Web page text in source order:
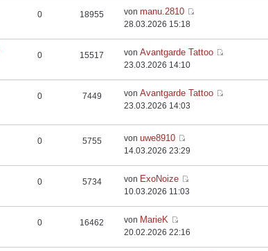
0 18955 vonmanu.2810
28.03.2026 15:18
0 15517 vonAvantgarde Tattoo
23.03.2026 14:10
0 7449 vonAvantgarde Tattoo
23.03.2026 14:03
0 5755 vonuwe8910
14.03.2026 23:29
0 5734 von ExoNoize
10.03.2026 11:03
0 16462 von MarieK
20.02.2026 22:16